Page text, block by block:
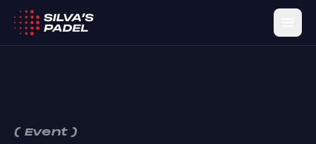
( Event)